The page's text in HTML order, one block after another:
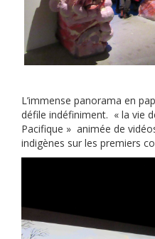
L’immense panorama en
défile indéfiniment. « la vie
Pacifique » animée de
indigènes sur les premiers